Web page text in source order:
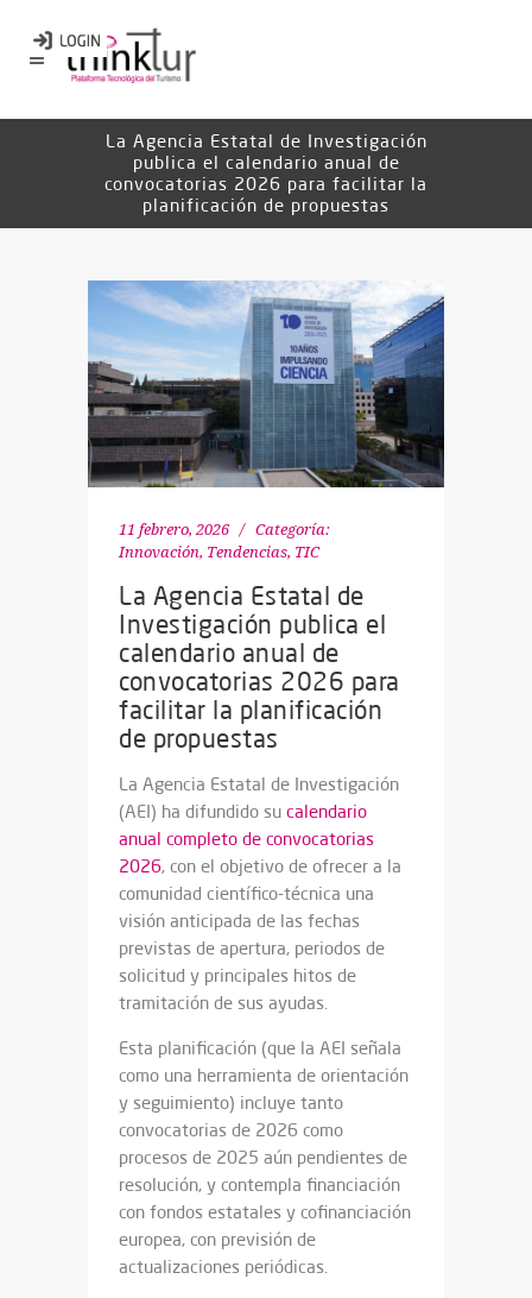
La Agencia Estatal de Investigación
publica el calendario anual de
convocatorias 2026 para facilitar la
planificación de propuestas
11 febrero, 2026
Categoría:
Innovación, Tendencias, TIC
La Agencia Estatal de
Investigación publica el
calendario anual de
convocatorias 2026 para
facilitar la planificación
de propuestas
La Agencia Estatal de Investigación
(AEI) ha difundido su calendario
anual completo de convocatorias
2026, con el objetivo de ofrecer a la
comunidad científico-técnica una
visión anticipada de las fechas
previstas de apertura, periodos de
solicitud y principales hitos de
tramitación de sus ayudas.
Esta planificación (que la AEI señala
como una herramienta de orientación
y seguimiento) incluye tanto
convocatorias de 2026 como
procesos de 2025 aún pendientes de
resolución, y contempla financiación
con fondos estatales y cofinanciación
europea, con previsión de
actualizaciones periódicas.